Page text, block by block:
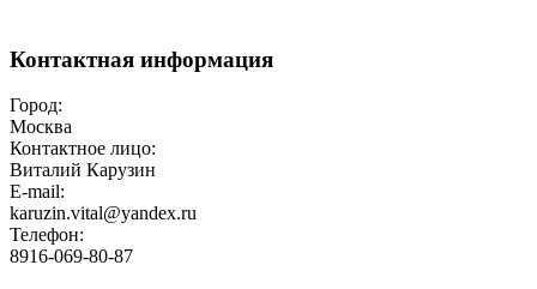
Контактная информация
Город:
Москва
Контактное лицо:
Виталий Карузин
E-mail:
karuzin.vital@yandex.ru
Телефон:
8916-069-80-87